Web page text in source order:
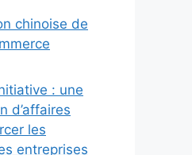
chinoise de
: une
d’affaires
les
entreprises